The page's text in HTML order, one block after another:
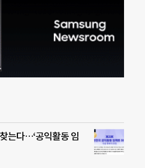
는다…‘공익활동 임